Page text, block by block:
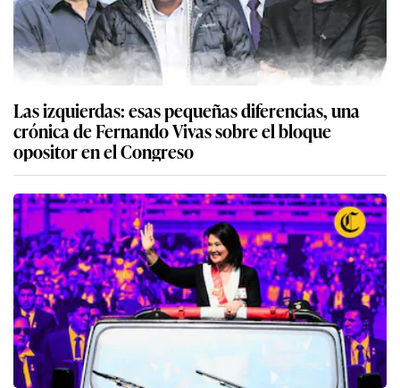
Las izquierdas: esas pequeñas diferencias, una
crónica de Fernando Vivas sobre el bloque
opositor en el Congreso